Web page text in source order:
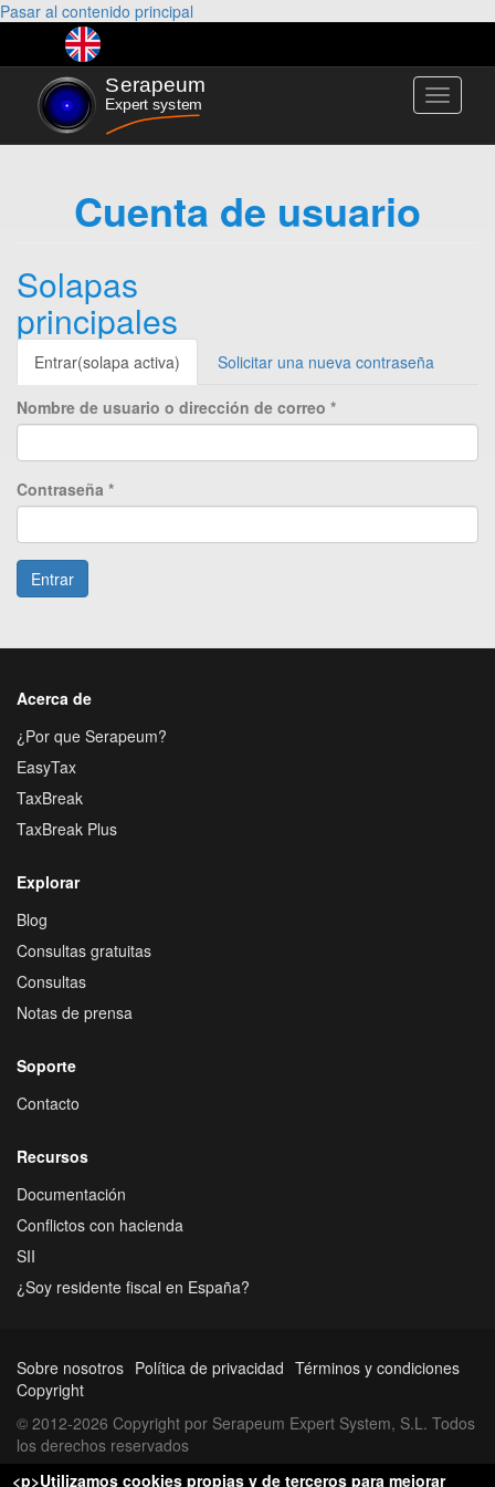
Pasar al contenido principal
Toggle
Cuenta de usuario
Solapas
principales
Entrar(solapa activa) Solicitar una nueva contraseña
Nombre de usuario o dirección de correo *
Contraseña *
Entrar
Acerca de
¿Por que Serapeum?
EasyTax
TaxBreak
TaxBreak Plus
Explorar
Blog
Consultas gratuitas
Consultas
Notas de prensa
Soporte
Contacto
Recursos
Documentación
Conflictos con hacienda
SII
¿Soy residente fiscal en España?
Sobre nosotros Política de privacidad Términos y condiciones
Copyright
© 2012-2026 Copyright por Serapeum Expert System, S.L. Todos
los derechos reservados
<p>Utilizamos cookies propias y de terceros para mejorar